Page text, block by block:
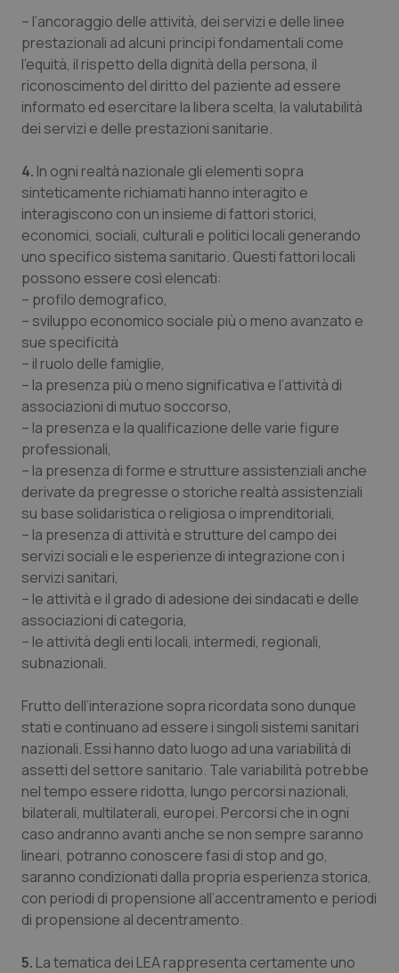
– l’ancoraggio delle attività, dei servizi e delle linee
prestazionali ad alcuni principi fondamentali come
l’equità, il rispetto della dignità della persona, il
riconoscimento del diritto del paziente ad essere
informato ed esercitare la libera scelta, la valutabilità
dei servizi e delle prestazioni sanitarie.
4. In ogni realtà nazionale gli elementi sopra
sinteticamente richiamati hanno interagito e
interagiscono con un insieme di fattori storici,
economici, sociali, culturali e politici locali generando
uno specifico sistema sanitario. Questi fattori locali
possono essere così elencati:
– profilo demografico,
– sviluppo economico sociale più o meno avanzato e
sue specificità
– il ruolo delle famiglie,
– la presenza più o meno significativa e l’attività di
associazioni di mutuo soccorso,
– la presenza e la qualificazione delle varie figure
professionali,
– la presenza di forme e strutture assistenziali anche
derivate da pregresse o storiche realtà assistenziali
su base solidaristica o religiosa o imprenditoriali,
– la presenza di attività e strutture del campo dei
servizi sociali e le esperienze di integrazione con i
servizi sanitari,
– le attività e il grado di adesione dei sindacati e delle
associazioni di categoria,
– le attività degli enti locali, intermedi, regionali,
subnazionali.
Frutto dell’interazione sopra ricordata sono dunque
stati e continuano ad essere i singoli sistemi sanitari
nazionali. Essi hanno dato luogo ad una variabilità di
assetti del settore sanitario. Tale variabilità potrebbe
nel tempo essere ridotta, lungo percorsi nazionali,
bilaterali, multilaterali, europei. Percorsi che in ogni
caso andranno avanti anche se non sempre saranno
lineari, potranno conoscere fasi di stop and go,
saranno condizionati dalla propria esperienza storica,
con periodi di propensione all’accentramento e periodi
di propensione al decentramento.
5. La tematica dei LEA rappresenta certamente uno